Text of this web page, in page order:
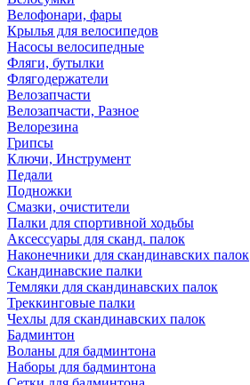
Велофонари, фары
Крылья для велосипедов
Насосы велосипедные
Фляги, бутылки
Флягодержатели
Велозапчасти
Велозапчасти, Разное
Велорезина
Грипсы
Ключи, Инструмент
Педали
Подножки
Смазки, очистители
Палки для спортивной ходьбы
Аксессуары для сканд. палок
Наконечники для скандинавских палок
Скандинавские палки
Темляки для скандинавских палок
Треккинговые палки
Чехлы для скандинавских палок
Бадминтон
Воланы для бадминтона
Наборы для бадминтона